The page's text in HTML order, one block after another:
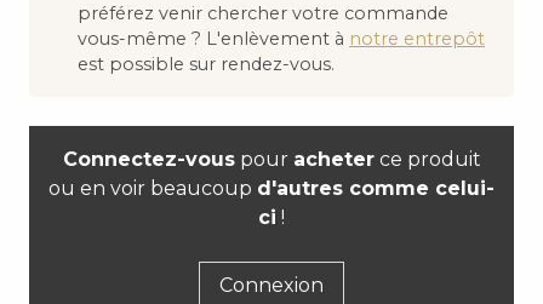
préférez venir chercher votre commande
vous-même ? L'enlèvement à notre entrepôt
est possible sur rendez-vous.
Connectez-vouspour acheterce produit
ou en voir beaucoup d'autres comme celui-
ci !
Connexion